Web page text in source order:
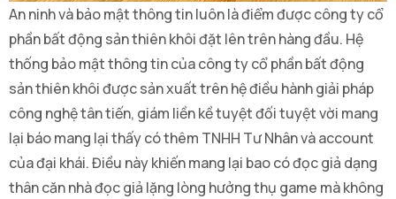
An ninh và bảo mật thông tin luôn là điểm được công ty cổ
phần bất động sản thiên khôi đặt lên trên hàng đầu. Hệ
thống bảo mật thông tin của công ty cổ phần bất động
sản thiên khôi được sản xuất trên hệ điều hành giải pháp
công nghệ tân tiến, giám liền kề tuyệt đối tuyệt vời mang
lại báo mang lại thấy có thêm TNHH Tư Nhân và account
của đại khái. Điều này khiến mang lại bao có đọc giả dạng
thân căn nhà đọc giả lặng lòng hưởng thụ game mà không